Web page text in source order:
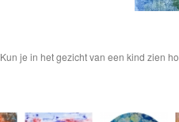
Kun je in het gezicht van een kind zien